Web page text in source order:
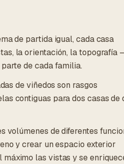
de partida igual, cada casa
la orientación, la topografía
de cada familia.
de viñedos son rasgos
contiguas para dos casas de
volúmenes de diferentes
y crear un espacio exterior
las vistas y se